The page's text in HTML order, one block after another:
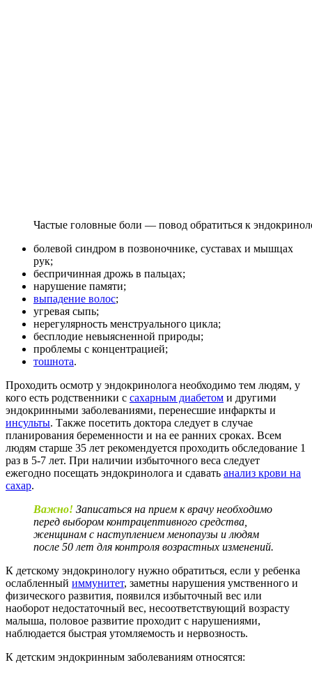
Частые головные боли — повод обратиться к
болевой синдром в позвоночнике, суставах и мышцах
рук;
беспричинная дрожь в пальцах;
нарушение памяти;
выпадение волос;
угревая сыпь;
нерегулярность менструального цикла;
бесплодие невыясненной природы;
проблемы с концентрацией;
тошнота.
Проходить осмотр у эндокринолога необходимо тем людям, у
кого есть родственники с сахарным диабетом и другими
эндокринными заболеваниями, перенесшие инфаркты и
инсульты. Также посетить доктора следует в случае
планирования беременности и на ее ранних сроках. Всем
людям старше 35 лет рекомендуется проходить обследование 1
раз в 5-7 лет. При наличии избыточного веса следует
ежегодно посещать эндокринолога и сдавать анализ крови на
сахар.
Важно! Записаться на прием к врачу необходимо
перед выбором контрацептивного средства,
женщинам с наступлением менопаузы и людям
после 50 лет для контроля возрастных изменений.
К детскому эндокринологу нужно обратиться, если у ребенка
ослабленный иммунитет, заметны нарушения умственного и
физического развития, появился избыточный вес или
наоборот недостаточный вес, несоответствующий возрасту
малыша, половое развитие проходит с нарушениями,
наблюдается быстрая утомляемость и нервозность.
К детским эндокринным заболеваниям относятся: